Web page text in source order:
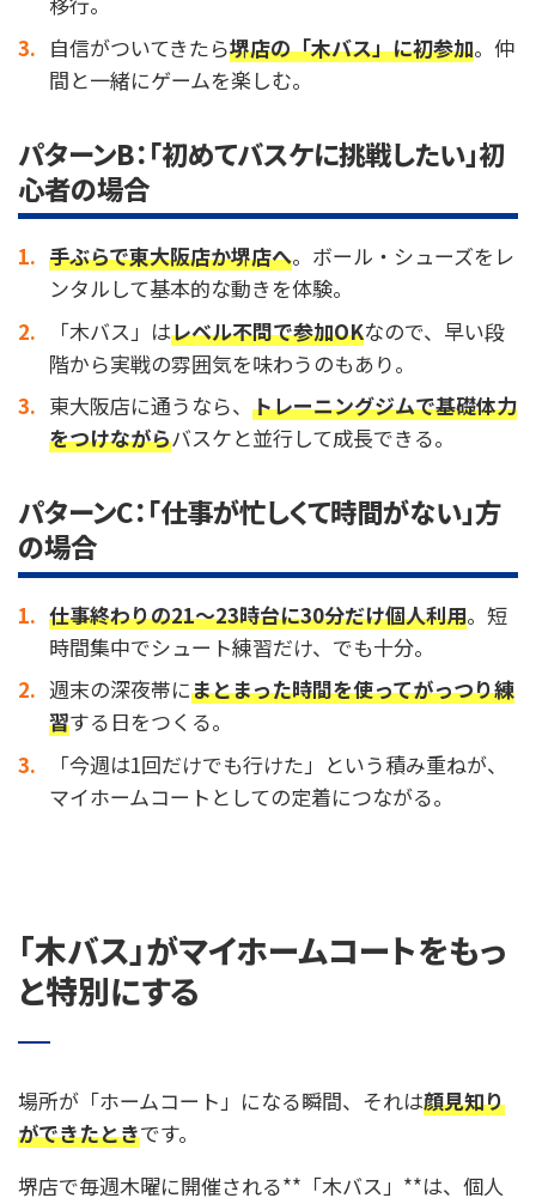
自信がついてきたら堺店の「木バス」に初参加。仲
間と一緒にゲームを楽しむ。
パターンB：「初めてバスケに挑戦したい」初
心者の場合
手ぶらで東大阪店か堺店へ。ボール・シューズをレ
ンタルして基本的な動きを体験。
「木バス」はレベル不問で参加OKなので、早い段
階から実戦の雰囲気を味わうのもあり。
東大阪店に通うなら、 トレーニングジムで基礎体力
をつけながらバスケと並行して成長できる。
パターンC：「仕事が忙しくて時間がない」方
の場合
仕事終わりの21〜23時台に30分だけ個人利用。短
時間集中でシュート練習だけ、でも十分。
週末の深夜帯にまとまった時間を使ってがっつり練
習する日をつくる。
「今週は1回だけでも行けた」という積み重ねが、
マイホームコートとしての定着につながる。
「木バス」がマイホームコートをもっ
と特別にする
場所が「ホームコート」になる瞬間、それは顔見知り
ができたときです。
堺店で毎週木曜に開催される**「木バス」**は、個人